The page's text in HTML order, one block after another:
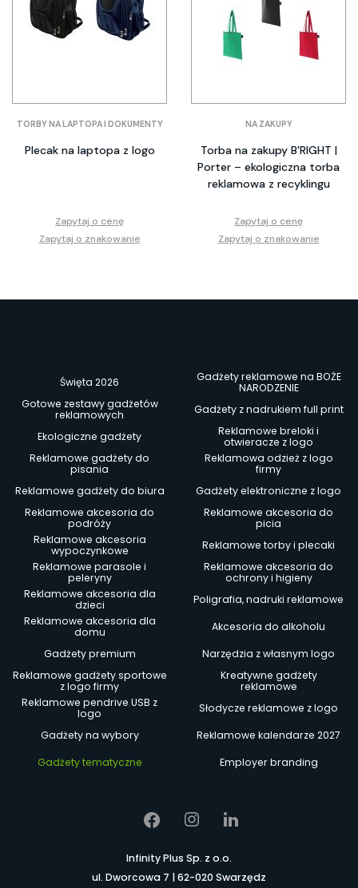
TORBY NA LAPTOPA I DOKUMENTY
Plecak na laptopa z logo
Zapytaj o cenę
Zapytaj o znakowanie
NA ZAKUPY
Torba na zakupy B'RIGHT |
Porter – ekologiczna torba
reklamowa z recyklingu
Zapytaj o cenę
Zapytaj o znakowanie
Święta 2026
Gadżety reklamowe na BOŻE
NARODZENIE
Gotowe zestawy gadżetów
reklamowych
Gadżety z nadrukiem full print
Ekologiczne gadżety
Reklamowe breloki i
otwieracze z logo
Reklamowe gadżety do
pisania
Reklamowa odzież z logo
firmy
Reklamowe gadżety do biura
Gadżety elektroniczne z logo
Reklamowe akcesoria do
podróży
Reklamowe akcesoria do
picia
Reklamowe akcesoria
wypoczynkowe
Reklamowe torby i plecaki
Reklamowe parasole i
peleryny
Reklamowe akcesoria do
ochrony i higieny
Reklamowe akcesoria dla
dzieci
Poligrafia, nadruki reklamowe
Reklamowe akcesoria dla
domu
Akcesoria do alkoholu
Gadżety premium
Narzędzia z własnym logo
Reklamowe gadżety sportowe
z logo firmy
Kreatywne gadżety
reklamowe
Reklamowe pendrive USB z
logo
Słodycze reklamowe z logo
Gadżety na wybory
Reklamowe kalendarze 2027
Gadżety tematyczne
Employer branding
Infinity Plus Sp. z o.o.
ul. Dworcowa 7 | 62-020 Swarzędz